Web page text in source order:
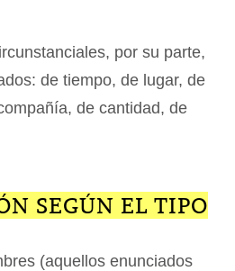
por su parte,
de tiempo, de lugar, de
de cantidad, de
SEGÚN EL TIPO
(aquellos enunciados